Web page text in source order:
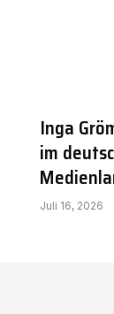
Inga
im
Juli 16, 2026